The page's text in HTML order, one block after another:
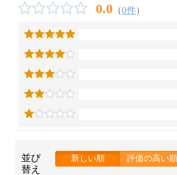
0.0 （0件）
並び
替え
新しい順 評価の高い順